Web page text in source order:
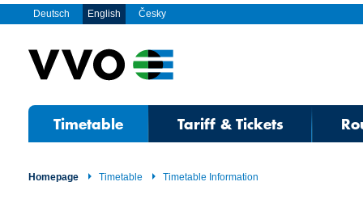
Deutsch English Česky
Timetable Tariff & Tickets
Homepage Timetable Timetable Information